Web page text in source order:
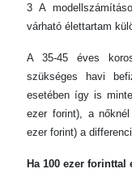
3 A
várható élettartam
A 35-45 éves
szükséges havi
esetében így is
ezer forint), a
ezer forint) a
Ha 100 ezer